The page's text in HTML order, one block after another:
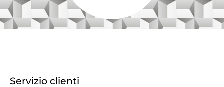
Servizio clienti